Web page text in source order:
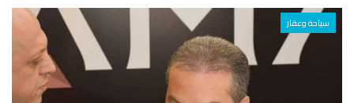
سياحة وعقار